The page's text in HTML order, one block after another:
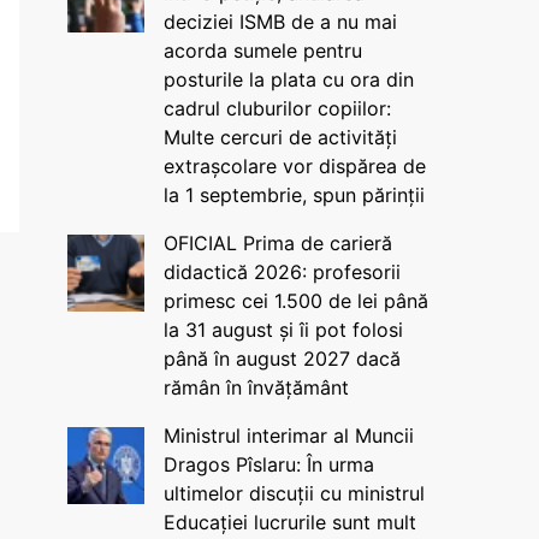
deciziei ISMB de a nu mai
acorda sumele pentru
posturile la plata cu ora din
cadrul cluburilor copiilor:
Multe cercuri de activități
extrașcolare vor dispărea de
la 1 septembrie, spun părinții
OFICIAL Prima de carieră
didactică 2026: profesorii
primesc cei 1.500 de lei până
la 31 august și îi pot folosi
până în august 2027 dacă
rămân în învățământ
Ministrul interimar al Muncii
Dragos Pîslaru: În urma
ultimelor discuții cu ministrul
Educației lucrurile sunt mult